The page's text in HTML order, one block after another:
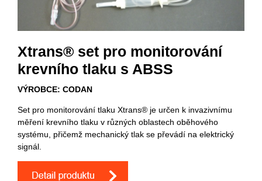
Xtrans® set pro monitorování
krevního tlaku s ABSS
VÝROBCE: CODAN
Set pro monitorování tlaku Xtrans® je určen k invazivnímu
měření krevního tlaku v různých oblastech oběhového
systému, přičemž mechanický tlak se převádí na elektrický
signál.